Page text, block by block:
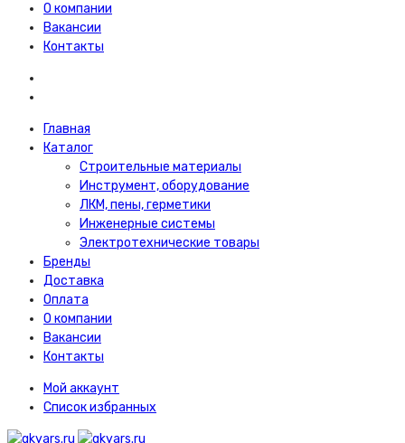
О компании
Вакансии
Контакты
Главная
Каталог
Строительные материалы
Инструмент, оборудование
ЛКМ, пены, герметики
Инженерные системы
Электротехнические товары
Бренды
Доставка
Оплата
О компании
Вакансии
Контакты
Мой аккаунт
Список избранных